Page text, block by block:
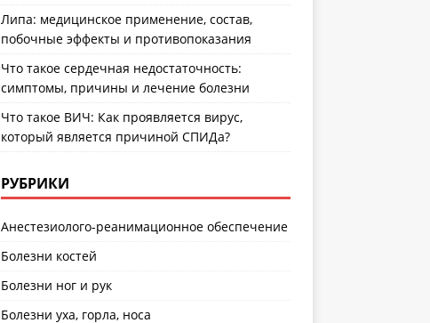
Липа: медицинское применение, состав,
побочные эффекты и противопоказания
Что такое сердечная недостаточность:
симптомы, причины и лечение болезни
Что такое ВИЧ: Как проявляется вирус,
который является причиной СПИДа?
РУБРИКИ
Анестезиолого-реанимационное обеспечение
Болезни костей
Болезни ног и рук
Болезни уха, горла, носа